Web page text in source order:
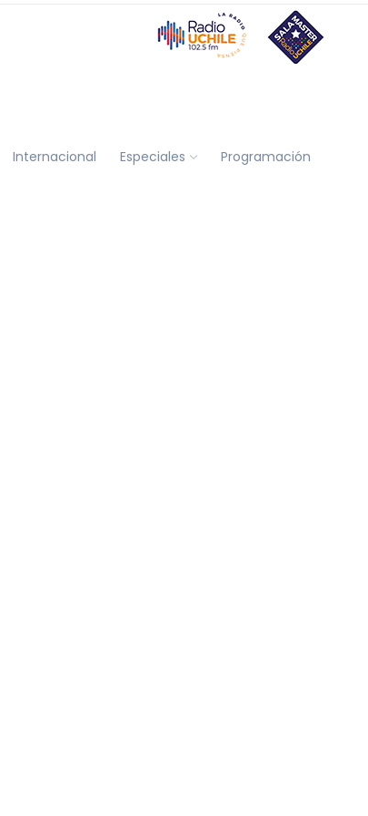
Internacional Especiales Programación